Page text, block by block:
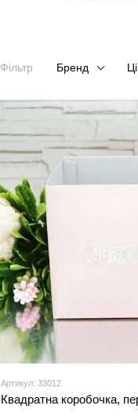
Фільтр Бренд
Артикул: 33012
Квадратна коробочка,